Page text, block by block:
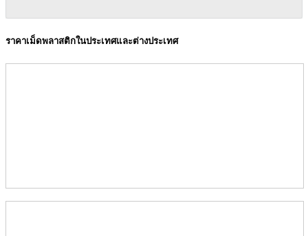
ราคาเม็ดพลาสติกในประเทศและต่างประเทศ